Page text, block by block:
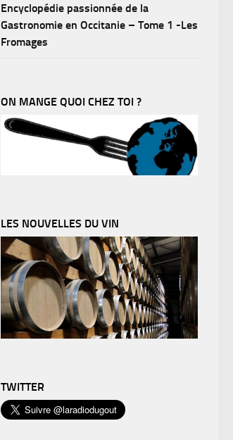
Encyclopédie passionnée de la
Gastronomie en Occitanie – Tome 1 -Les
Fromages
ON MANGE QUOI CHEZ TOI ?
LES NOUVELLES DU VIN
TWITTER